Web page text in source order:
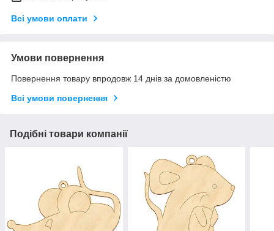
Всі умови оплати
Умови повернення
Повернення товару впродовж 14 днів за домовленістю
Всі умови повернення
Подібні товари компанії